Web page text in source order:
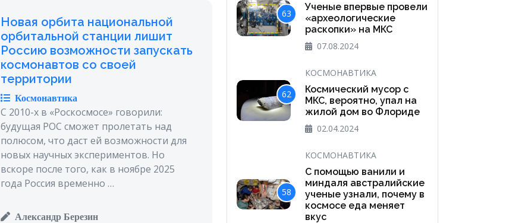
Новая орбита национальной
орбитальной станции лишит
Россию возможности запускать
космонавтов со своей
территории
Космонавтика
С 2010-х в «Роскосмосе» говорили:
будущая РОС сможет пролетать над
полюсом, что даст ей возможности для
новых научных экспериментов. Но
вскоре после того, как в ноябре 2025
года Россия временно …
Александр Березин
63
Ученые впервые провели
«археологические
раскопки» на МКС
07.08.2024
62
КОСМОНАВТИКА
Космический мусор с
МКС, вероятно, упал на
жилой дом во Флориде
02.04.2024
58
КОСМОНАВТИКА
С помощью ванили и
миндаля австралийские
ученые узнали, почему в
космосе еда меняет
вкус